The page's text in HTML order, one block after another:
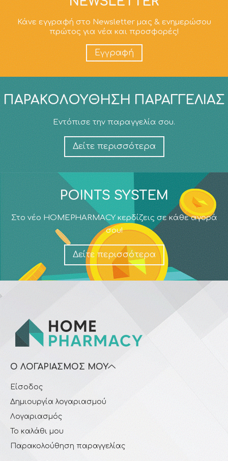
Κάνε εγγραφή στο Newsletter μας & ενημερώσου
πρώτος για νέα και προσφορές!
Εγγραφή
ΠΑΡΑΚΟΛΟΎΘΗΣΗ ΠΑΡΑΓΓΕΛΊΑΣ
Εντόπισε την παραγγελία σου.
Δείτε περισσότερα
POINTS SYSTEM
Στο νέο HOMEPHARMACY κερδίζεις σε κάθε αγορά
σου!
Δείτε περισσότερα
Ο ΛΟΓΑΡΙΑΣΜΌΣ ΜΟΥ
Είσοδος
Δημιουργία λογαριασμού
Λογαριασμός
Το καλάθι μου
Παρακολούθηση παραγγελίας